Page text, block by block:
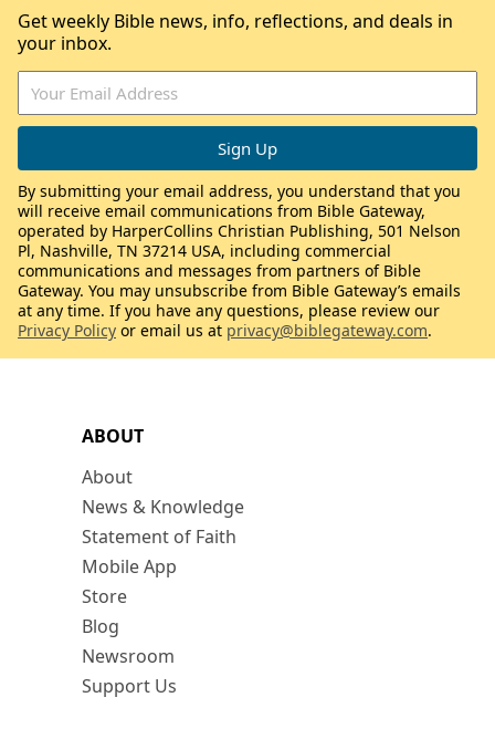
ABOUT
About
News & Knowledge
Statement of Faith
Mobile App
Store
Blog
Newsroom
Support Us
Get weekly Bible news, info, reflections, and deals in
your inbox.
By submitting your email address, you understand that you
will receive email communications from Bible Gateway,
operated by HarperCollins Christian Publishing, 501 Nelson
Pl, Nashville, TN 37214 USA, including commercial
communications and messages from partners of Bible
Gateway. You may unsubscribe from Bible Gateway’s emails
at any time. If you have any questions, please review our
Privacy Policy or email us at privacy@biblegateway.com.